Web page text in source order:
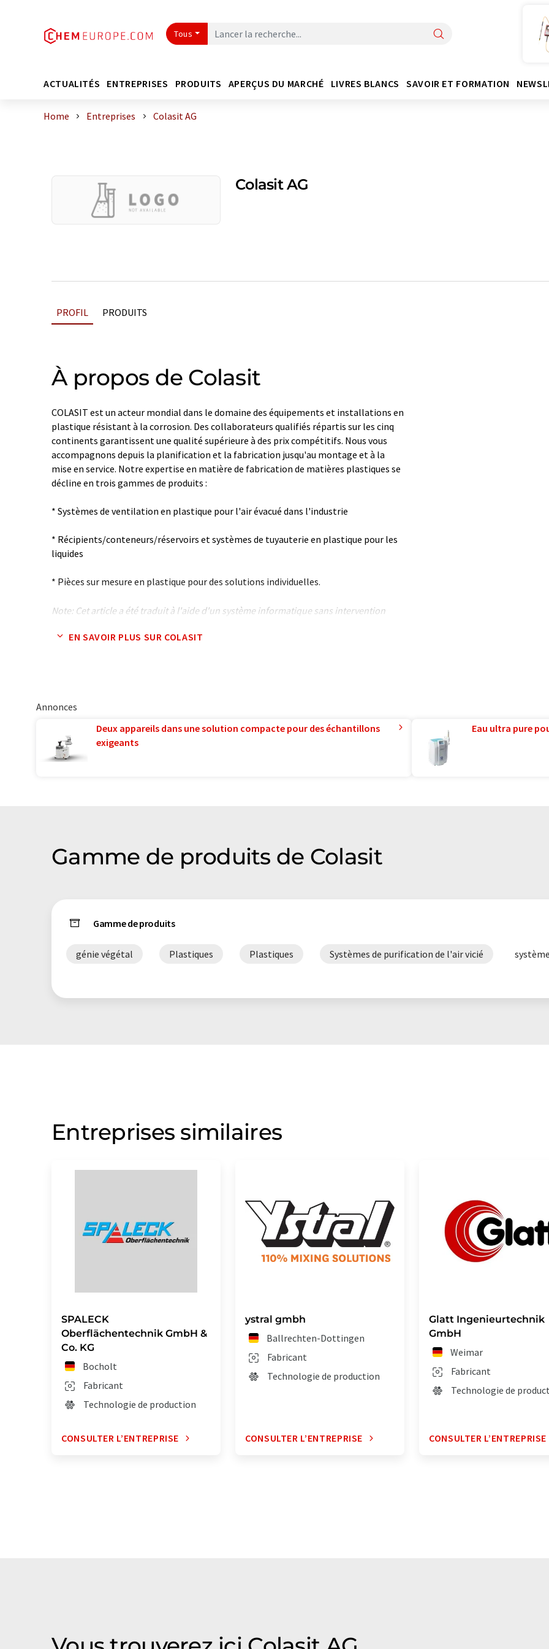
Tous
ACTUALITÉS ENTREPRISES PRODUITS APERÇUS DU MARCHÉ LIVRES BLANCS SAVOIR ET FORMATION
Home Entreprises Colasit AG
Colasit AG
PROFIL PRODUITS
À propos de Colasit
COLASIT est un acteur mondial dans le domaine des équipements et installations en
plastique résistant à la corrosion. Des collaborateurs qualifiés répartis sur les cinq
continents garantissent une qualité supérieure à des prix compétitifs. Nous vous
accompagnons depuis la planification et la fabrication jusqu'au montage et à la
mise en service. Notre expertise en matière de fabrication de matières plastiques se
décline en trois gammes de produits :
* Systèmes de ventilation en plastique pour l'air évacué dans l'industrie
* Récipients/conteneurs/réservoirs et systèmes de tuyauterie en plastique pour les
liquides
* Pièces sur mesure en plastique pour des solutions individuelles.
Note: Cet article a été traduit à l'aide d'un système informatique sans intervention
large éventail de présentations d'entreprise. Comme cet article a été traduit avec
EN SAVOIR PLUS SUR COLASIT
Annonces
Deux appareils dans une solution compacte pour des échantillons
exigeants
Eau ultra pure
Gamme de produits de Colasit
Gamme de produits
génie végétal Plastiques Plastiques Systèmes de purification de l'air vicié
Entreprises similaires
SPALECK
Oberflächentechnik GmbH &
Co. KG
Bocholt
Fabricant
Technologie de production
CONSULTER L’ENTREPRISE
ystral gmbh
Ballrechten-Dottingen
Fabricant
Technologie de production
CONSULTER L’ENTREPRISE
Glatt Ingenieurtechnik
GmbH
Weimar
Fabricant
Technologie de
CONSULTER L’ENTREPRISE